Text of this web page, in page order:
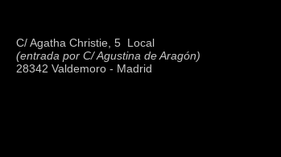
C/ Agatha Christie, 5  Local
(entrada por C/ Agustina de Aragón)
28342 Valdemoro - Madrid